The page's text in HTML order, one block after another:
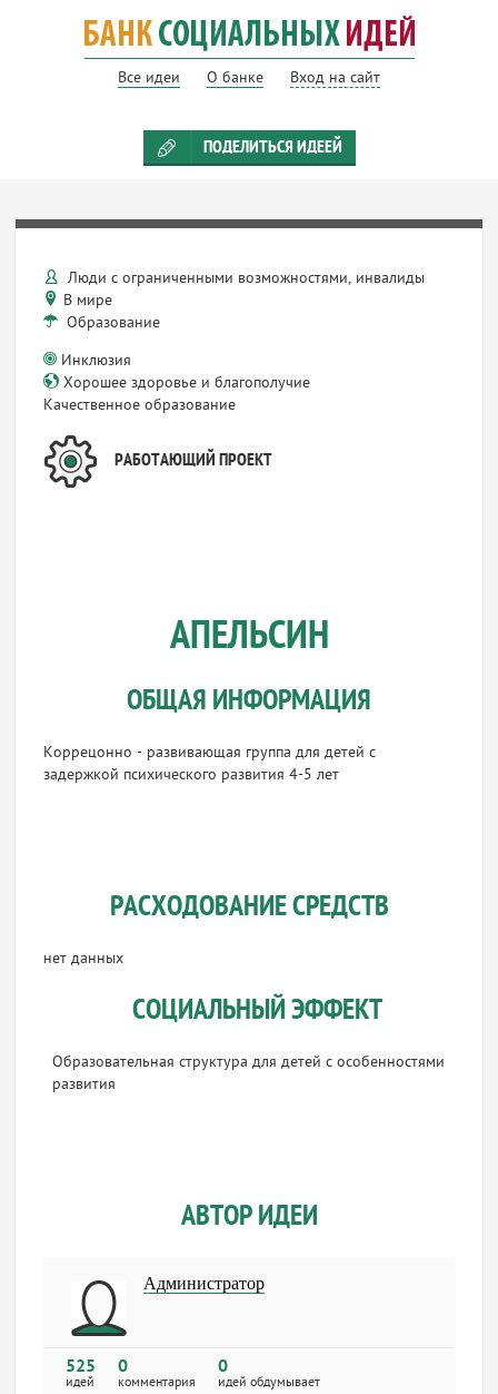
Все идеи О банке Вход на сайт
ПОДЕЛИТЬСЯ ИДЕЕЙ
Люди с ограниченными возможностями, инвалиды
В мире
Образование
Инклюзия
Хорошее здоровье и благополучие
Качественное образование
РАБОТАЮЩИЙ ПРОЕКТ
АПЕЛЬСИН
ОБЩАЯ ИНФОРМАЦИЯ
Коррецонно - развивающая группа для детей с
задержкой психического развития 4-5 лет
РАСХОДОВАНИЕ СРЕДСТВ
нет данных
СОЦИАЛЬНЫЙ ЭФФЕКТ
Образовательная структура для детей с особенностями
развития
АВТОР ИДЕИ
Администратор
525
идей
0
комментария
0
идей обдумывает